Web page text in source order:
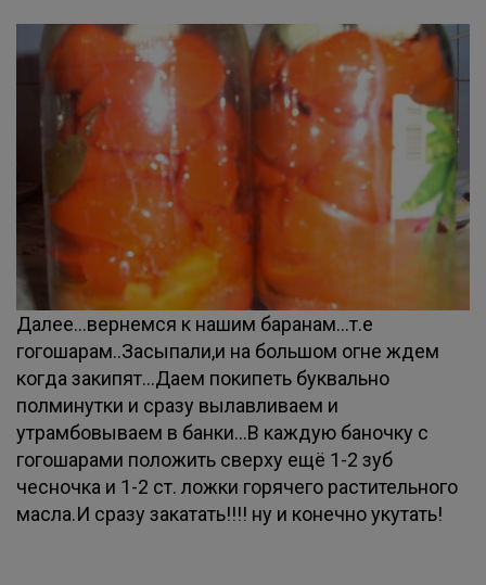
Далее...вернемся к нашим баранам...т.е
гогошарам..Засыпали,и на большом огне ждем
когда закипят...Даем покипеть буквально
полминутки и сразу вылавливаем и
утрамбовываем в банки...В каждую баночку с
гогошарами положить сверху ещё 1-2 зуб
чесночка и 1-2 ст. ложки горячего растительного
масла.И сразу закатать!!!! ну и конечно укутать!